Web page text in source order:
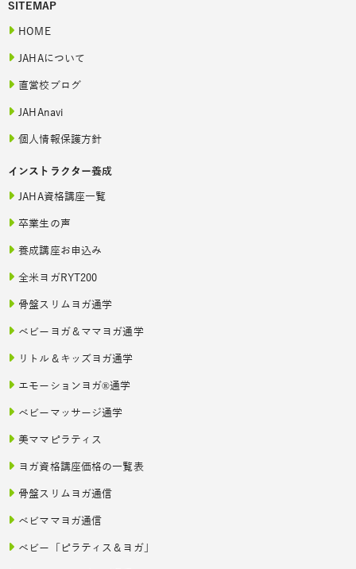
SITEMAP
HOME
JAHAについて
直営校ブログ
JAHAnavi
個人情報保護方針
インストラクター養成
JAHA資格講座一覧
卒業生の声
養成講座お申込み
全米ヨガRYT200
骨盤スリムヨガ通学
ベビーヨガ＆ママヨガ通学
リトル＆キッズヨガ通学
エモーションヨガ®通学
ベビーマッサージ通学
美ママピラティス
ヨガ資格講座価格の一覧表
骨盤スリムヨガ通信
ベビママヨガ通信
ベビー「ピラティス＆ヨガ」